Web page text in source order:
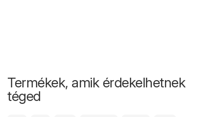
Termékek, amik érdekelhetnek
téged